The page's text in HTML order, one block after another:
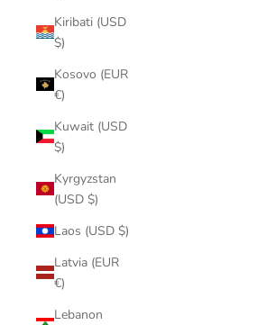
Kiribati (USD
$)
Kosovo (EUR
€)
Kuwait (USD
$)
Kyrgyzstan
(USD $)
Laos (USD $)
Latvia (EUR
€)
Lebanon